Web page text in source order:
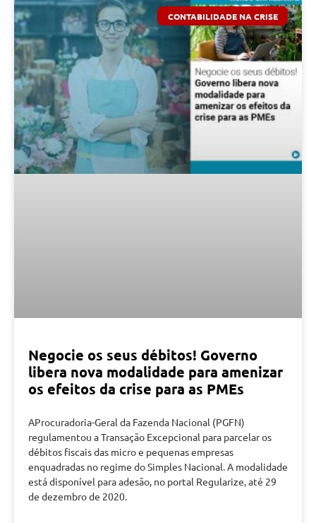
CONTABILIDADE NA CRISE
Negocie os seus débitos! Governo
libera nova modalidade para amenizar
os efeitos da crise para as PMEs
AProcuradoria-Geral da Fazenda Nacional (PGFN)
regulamentou a Transação Excepcional para parcelar os
débitos fiscais das micro e pequenas empresas
enquadradas no regime do Simples Nacional. A modalidade
está disponível para adesão, no portal Regularize, até 29
de dezembro de 2020.